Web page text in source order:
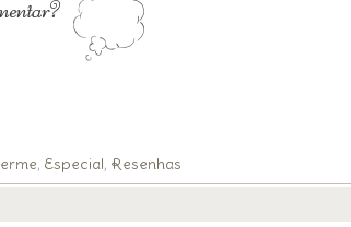
, Especial, Resenhas